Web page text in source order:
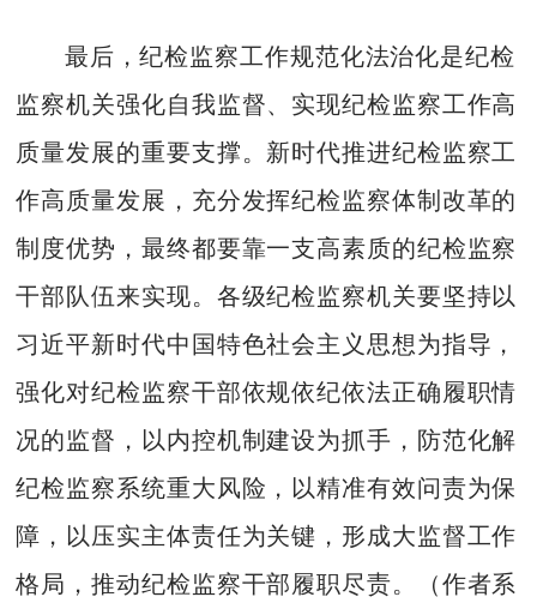
最后，纪检监察工作规范化法治化是纪检
监察机关强化自我监督、实现纪检监察工作高
质量发展的重要支撑。新时代推进纪检监察工
作高质量发展，充分发挥纪检监察体制改革的
制度优势，最终都要靠一支高素质的纪检监察
干部队伍来实现。各级纪检监察机关要坚持以
习近平新时代中国特色社会主义思想为指导，
强化对纪检监察干部依规依纪依法正确履职情
况的监督，以内控机制建设为抓手，防范化解
纪检监察系统重大风险，以精准有效问责为保
障，以压实主体责任为关键，形成大监督工作
格局，推动纪检监察干部履职尽责。（作者系